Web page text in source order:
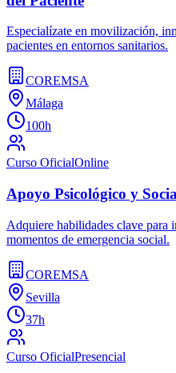
Especialízate en movilización,
pacientes en entornos sanitarios.
COREMSA
Málaga
100h
Curso OficialOnline
Apoyo Psicológico y
Adquiere habilidades clave para
momentos de emergencia social.
COREMSA
Sevilla
37h
Curso OficialPresencial